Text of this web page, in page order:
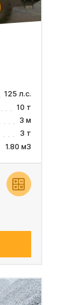
125 л.с.
10 т
3 м
3 т
1.80 м3